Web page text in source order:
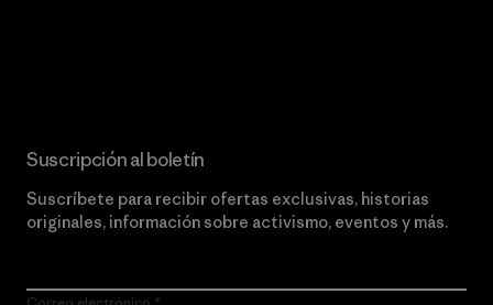
Suscripción al boletín
Suscríbete para recibir ofertas exclusivas, historias
originales, información sobre activismo, eventos y más.